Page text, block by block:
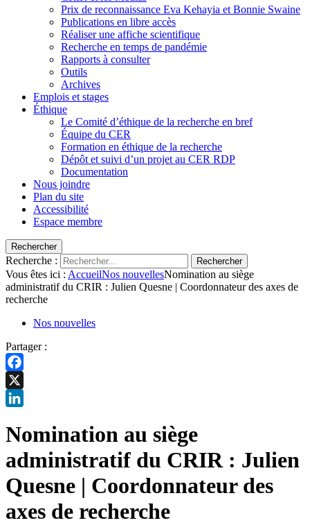
Prix de reconnaissance Eva Kehayia et Bonnie Swaine
Publications en libre accès
Réaliser une affiche scientifique
Recherche en temps de pandémie
Rapports à consulter
Outils
Archives
Emplois et stages
Éthique
Le Comité d’éthique de la recherche en bref
Équipe du CER
Formation en éthique de la recherche
Dépôt et suivi d’un projet au CER RDP
Documentation
Nous joindre
Plan du site
Accessibilité
Espace membre
Rechercher
Recherche : Rechercher
Vous êtes ici : AccueilNos nouvellesNomination au siège
administratif du CRIR : Julien Quesne | Coordonnateur des axes de
recherche
Nos nouvelles
Partager :
Facebook
X
Nomination au siège
administratif du CRIR : Julien
Quesne | Coordonnateur des
axes de recherche